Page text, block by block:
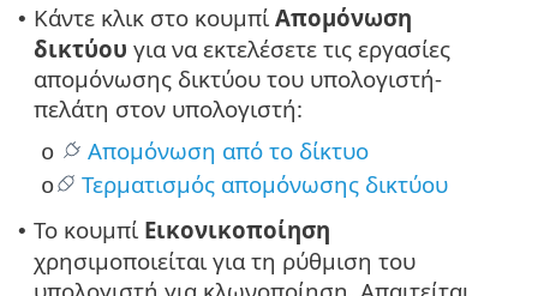
• Κάντε κλικ στο κουμπί Απομόνωση
δικτύου για να εκτελέσετε τις εργασίες
απομόνωσης δικτύου του υπολογιστή-
πελάτη στον υπολογιστή:
o Απομόνωση από το δίκτυο
o Τερματισμός απομόνωσης δικτύου
• Το κουμπί Εικονικοποίηση
χρησιμοποιείται για τη ρύθμιση του